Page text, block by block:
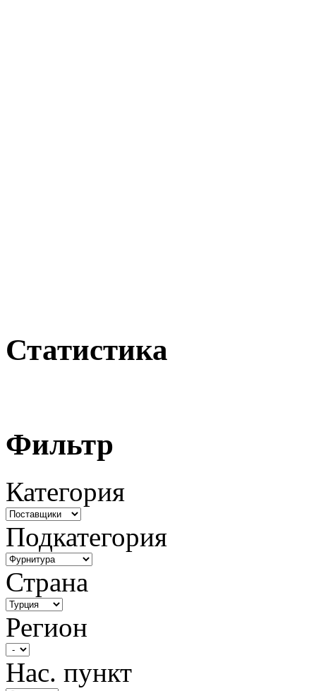
Статистика
Фильтр
Категория
Подкатегория
Страна
Регион
Нас. пункт